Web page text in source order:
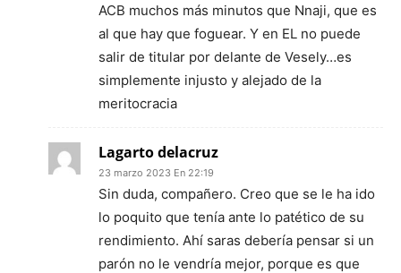
ACB muchos más minutos que Nnaji, que es
al que hay que foguear. Y en EL no puede
salir de titular por delante de Vesely…es
simplemente injusto y alejado de la
meritocracia
Lagarto delacruz
23 marzo 2023 En 22:19
Sin duda, compañero. Creo que se le ha ido
lo poquito que tenía ante lo patético de su
rendimiento. Ahí saras debería pensar si un
parón no le vendría mejor, porque es que